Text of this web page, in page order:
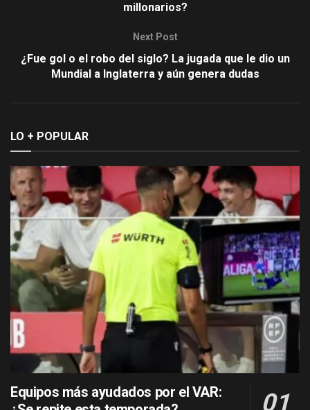
millonarios?
Next Post
¿Fue gol o el robo del siglo? La jugada que le dio un
Mundial a Inglaterra y aún genera dudas
LO + POPULAR
Equipos más ayudados por el VAR: